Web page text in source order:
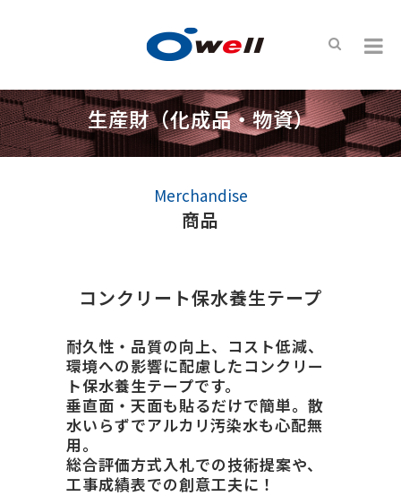
生産財（化成品・物資）
Merchandise
商品
コンクリート保水養生テープ
耐久性・品質の向上、コスト低減、
環境への影響に配慮したコンクリー
ト保水養生テープです。
垂直面・天面も貼るだけで簡単。散
水いらずでアルカリ汚染水も心配無
用。
総合評価方式入札での技術提案や、
工事成績表での創意工夫に！